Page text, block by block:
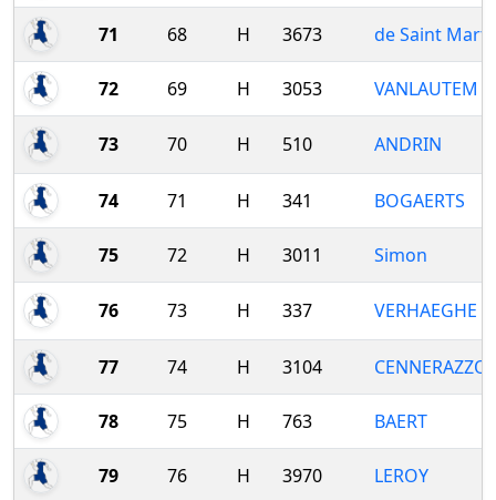
71 68 H 3673 de Saint
72 69 H 3053 VANLAUTEM
73 70 H 510 ANDRIN
74 71 H 341 BOGAERTS
75 72 H 3011 Simon
76 73 H 337 VERHAEGHE
77 74 H 3104 CENNERAZZO
78 75 H 763 BAERT
79 76 H 3970 LEROY